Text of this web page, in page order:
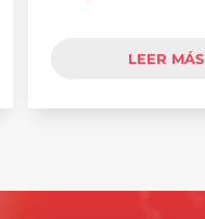
LEER MÁS